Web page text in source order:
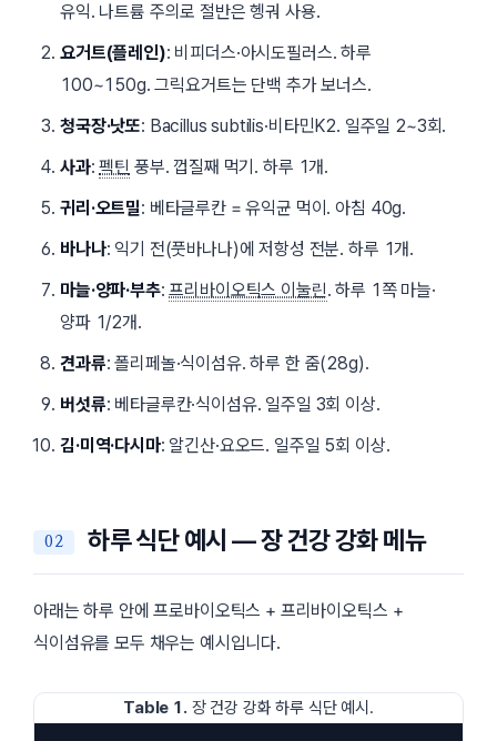
유익. 나트륨 주의로 절반은 헹궈 사용.
요거트(플레인): 비피더스·아시도필러스. 하루
100~150g. 그릭요거트는 단백 추가 보너스.
청국장·낫또: Bacillus subtilis·비타민K2. 일주일 2~3회.
사과:펙틴 풍부. 껍질째 먹기. 하루 1개.
귀리·오트밀: 베타글루칸 = 유익균 먹이. 아침 40g.
바나나: 익기 전(풋바나나)에 저항성 전분. 하루 1개.
마늘·양파·부추:프리바이오틱스 이눌린. 하루 1쪽 마늘·
양파 1/2개.
견과류: 폴리페놀·식이섬유. 하루 한 줌(28g).
버섯류: 베타글루칸·식이섬유. 일주일 3회 이상.
김·미역·다시마: 알긴산·요오드. 일주일 5회 이상.
하루 식단 예시 — 장 건강 강화 메뉴
아래는 하루 안에 프로바이오틱스 + 프리바이오틱스 +
식이섬유를 모두 채우는 예시입니다.
Table 1. 장 건강 강화 하루 식단 예시.